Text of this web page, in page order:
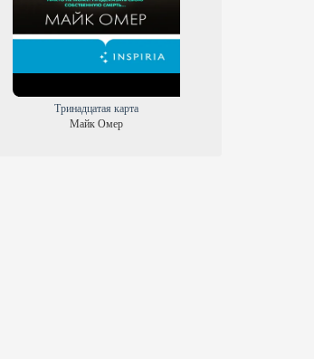
Полночь в Морском городе
Крис Маккини
Тринадцатая карта
Майк Омер